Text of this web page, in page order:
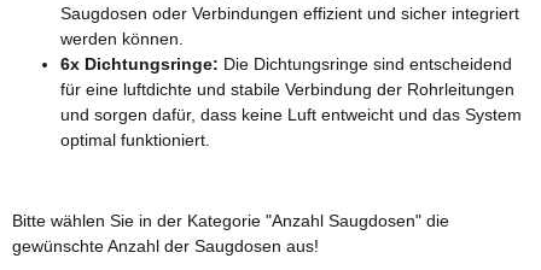
Saugdosen oder Verbindungen effizient und sicher integriert
werden können.
6x Dichtungsringe: Die Dichtungsringe sind entscheidend
für eine luftdichte und stabile Verbindung der Rohrleitungen
und sorgen dafür, dass keine Luft entweicht und das System
optimal funktioniert.
Bitte wählen Sie in der Kategorie "Anzahl Saugdosen" die
gewünschte Anzahl der Saugdosen aus!